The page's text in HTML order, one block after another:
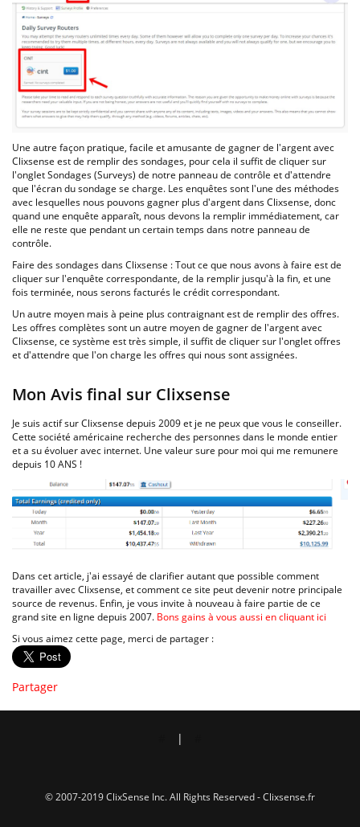
Une autre façon pratique, facile et amusante de gagner de l'argent avec
Clixsense est de remplir des sondages, pour cela il suffit de cliquer sur
l'onglet Sondages (Surveys) de notre panneau de contrôle et d'attendre
que l'écran du sondage se charge. Les enquêtes sont l'une des méthodes
avec lesquelles nous pouvons gagner plus d'argent dans Clixsense, donc
quand une enquête apparaît, nous devons la remplir immédiatement, car
elle ne reste que pendant un certain temps dans notre panneau de
contrôle.
Faire des sondages dans Clixsense : Tout ce que nous avons à faire est de
cliquer sur l'enquête correspondante, de la remplir jusqu'à la fin, et une
fois terminée, nous serons facturés le crédit correspondant.
Un autre moyen mais à peine plus contraignant est de remplir des offres.
Les offres complètes sont un autre moyen de gagner de l'argent avec
Clixsense, ce système est très simple, il suffit de cliquer sur l'onglet offres
et d'attendre que l'on charge les offres qui nous sont assignées.
Mon Avis final sur Clixsense
Je suis actif sur Clixsense depuis 2009 et je ne peux que vous le conseiller.
Cette société américaine recherche des personnes dans le monde entier
et a su évoluer avec internet. Une valeur sure pour moi qui me remunere
depuis 10 ANS !
Dans cet article, j'ai essayé de clarifier autant que possible comment
travailler avec Clixsense, et comment ce site peut devenir notre principale
source de revenus. Enfin, je vous invite à nouveau à faire partie de ce
grand site en ligne depuis 2007. Bons gains à vous aussi en cliquant ici
Si vous aimez cette page, merci de partager :
Partager
© 2007-2019 ClixSense Inc. All Rights Reserved - Clixsense.fr